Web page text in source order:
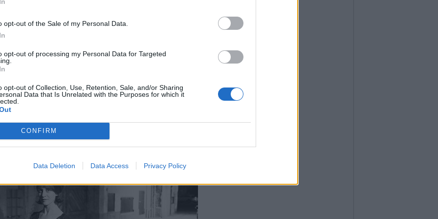
opt-out of the Sale of my Personal Data.
opt-out of processing my Personal Data for Targeted
opt-out of Collection, Use, Retention, Sale, and/or Sharing
Data that Is Unrelated with the Purposes for which it
CONFIRM
Data Deletion Data Access Privacy Policy
con la pellicola in altre località,
ricorda ancora Eleonora Roaro (nella foto
vissuto dentro quel cinema, il cinema è
della sua vita: raccontava di quando
forma d’intrattenimento
il cinema e che andò scomparendo negli